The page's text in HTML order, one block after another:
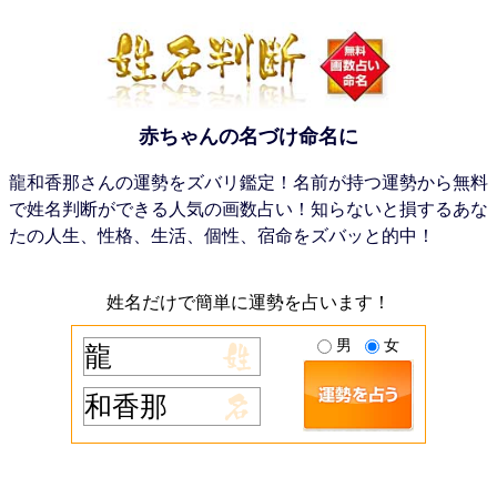
赤ちゃんの名づけ命名に
龍和香那さんの運勢をズバリ鑑定！名前が持つ運勢から無料
で姓名判断ができる人気の画数占い！知らないと損するあな
たの人生、性格、生活、個性、宿命をズバッと的中！
姓名だけで簡単に運勢を占います！
男 女